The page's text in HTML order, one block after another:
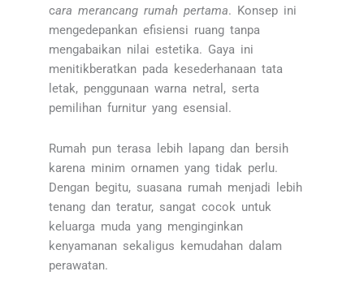
cara merancang rumah pertama. Konsep ini
mengedepankan efisiensi ruang tanpa
mengabaikan nilai estetika. Gaya ini
menitikberatkan pada kesederhanaan tata
letak, penggunaan warna netral, serta
pemilihan furnitur yang esensial.
Rumah pun terasa lebih lapang dan bersih
karena minim ornamen yang tidak perlu.
Dengan begitu, suasana rumah menjadi lebih
tenang dan teratur, sangat cocok untuk
keluarga muda yang menginginkan
kenyamanan sekaligus kemudahan dalam
perawatan.